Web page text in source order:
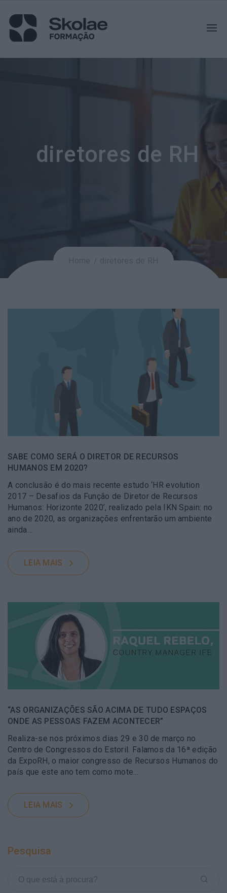
diretores de RH
SABE COMO SERÁ O DIRETOR DE RECURSOS
HUMANOS EM 2020?
A conclusão é do mais recente estudo ‘HR evolution
2017 – Desafios da Função de Diretor de Recursos
Humanos: Horizonte 2020’, realizado pela IKN Spain: no
ano de 2020, as organizações enfrentarão um ambiente
ainda…
LEIA MAIS
“AS ORGANIZAÇÕES SÃO ACIMA DE TUDO ESPAÇOS
ONDE AS PESSOAS FAZEM ACONTECER”
Realiza-se nos próximos dias 29 e 30 de março no
Centro de Congressos do Estoril. Falamos da 16ª edição
da ExpoRH, o maior congresso de Recursos Humanos do
país que este ano tem como mote…
LEIA MAIS
Pesquisa